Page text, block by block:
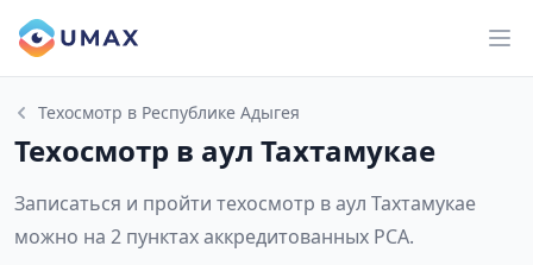
Техосмотр в Республике Адыгея
Техосмотр в аул Тахтамукае
Записаться и пройти техосмотр в аул Тахтамукае
можно на 2 пунктах аккредитованных РСА.